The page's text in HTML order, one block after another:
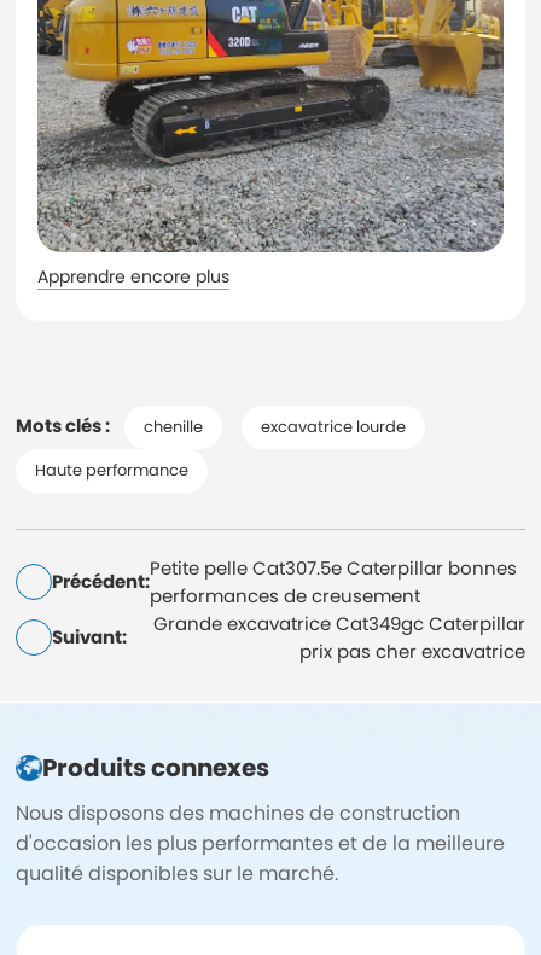
Apprendre encore plus
Mots clés : chenille
excavatrice lourde
Haute performance
Précédent:
Petite pelle Cat307.5e Caterpillar bonnes
performances de creusement
Suivant:
Grande excavatrice Cat349gc Caterpillar
prix pas cher excavatrice
Produits connexes
Nous disposons des machines de construction
d'occasion les plus performantes et de la meilleure
qualité disponibles sur le marché.